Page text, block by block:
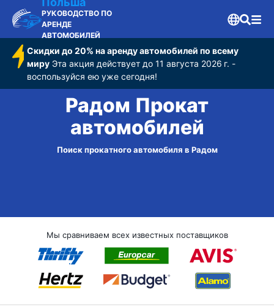
РУКОВОДСТВО ПО
АРЕНДЕ
АВТОМОБИЛЕЙ
Скидки до 20% на аренду автомобилей по всему
мируЭта акция действует до 11 августа 2026 г. -
воспользуйся ею уже сегодня!
Радом Прокат
автомобилей
Поиск прокатного автомобиля в Радом
Мы сравниваем всех известных поставщиков